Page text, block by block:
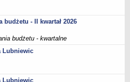
- II kwartał 2026
budżetu - kwartalne
Lubniewic
Lubniewic